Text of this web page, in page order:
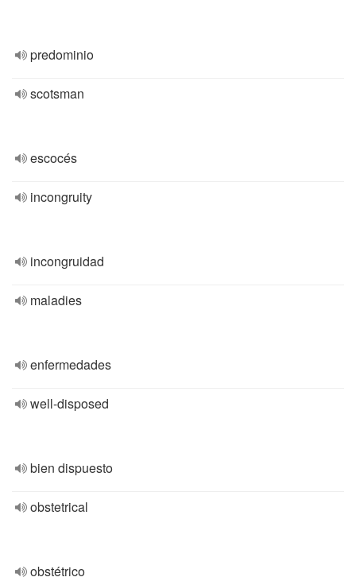
predominio
scotsman
escocés
incongruity
incongruidad
maladies
enfermedades
well-disposed
bien dispuesto
obstetrical
obstétrico